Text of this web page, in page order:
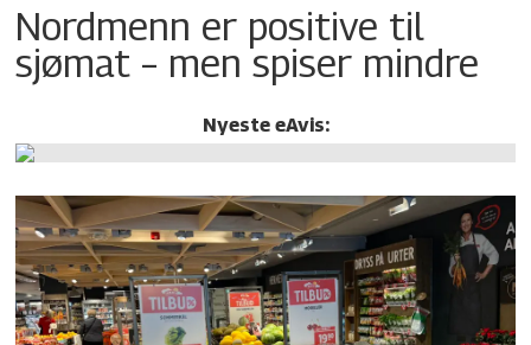
Nordmenn er positive til
sjømat – men spiser mindre
Nyeste eAvis: